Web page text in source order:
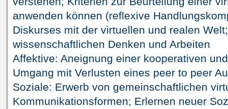
anwenden können (reflexive
Diskurses mit der virtuellen und realen
wissenschaftlichen Denken und Arbeiten
Affektive: Aneignung einer kooperativen
Umgang mit Verlusten eines peer to peer
Soziale: Erwerb von gemeinschaftlichen
Kommunikationsformen; Erlernen neuer